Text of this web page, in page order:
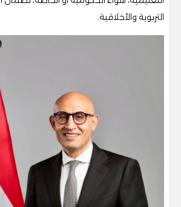
التربوية والأخلاقية.